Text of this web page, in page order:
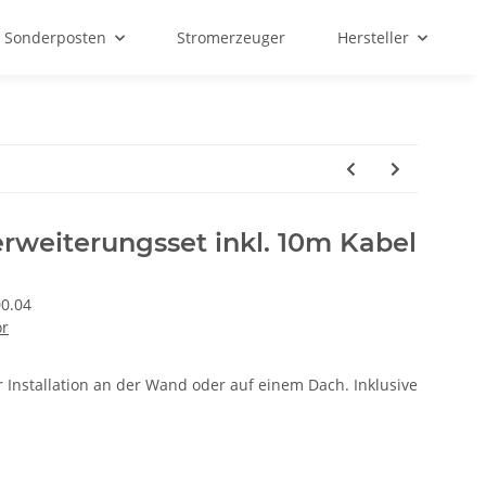
Sonderposten Stromerzeuger Hersteller
inkl. 10m Kabel
Installation an der Wand oder auf einem Dach. Inklusive